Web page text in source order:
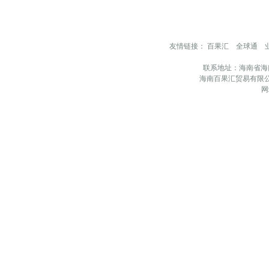
友情链接： 百果汇 全球通
联系地址：海南省
海南百果汇贸易有限